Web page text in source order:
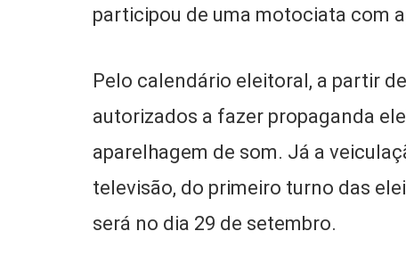
participou de uma motociata com
Pelo calendário eleitoral, a partir
autorizados a fazer propaganda
aparelhagem de som. Já a
televisão, do primeiro turno das
será no dia 29 de setembro.